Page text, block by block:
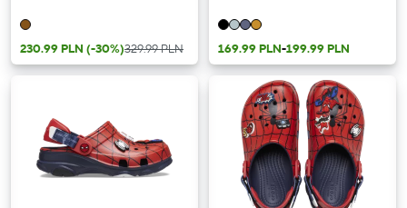
230.99 PLN (-30%)329.99 PLN 169.99 PLN-199.99 PLN